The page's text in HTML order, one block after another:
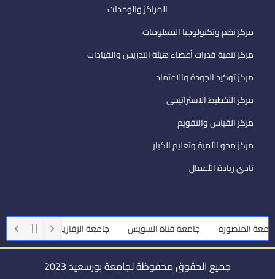
المراكز والوحدات
مركز نظم وتكنولوجيا المعلومات
مركز تنمية قدرات أعضاء هيئة التدريس والقيادات
مركز توكيد الجودة والاعتماد
مركز التخطيط الاستراتيجى
مركز القياس والتقويم
مركز محو الأمية وتعليم الكبار
نادى ريادة الأعمال
المنصورة جامعة قناة السويس جامعة الزقازيق جامعة
جميع الحقوق محفوظة لجامعة بورسعيد 2023